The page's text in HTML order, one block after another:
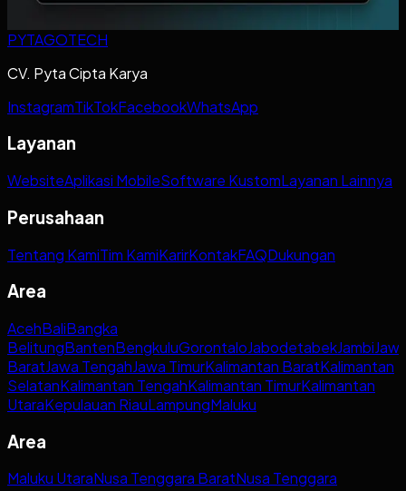
PYTAGOTECH
CV. Pyta Cipta Karya
InstagramTikTokFacebookWhatsApp
Layanan
WebsiteAplikasi MobileSoftware KustomLayanan Lainnya
Perusahaan
Tentang KamiTim KamiKarirKontakFAQDukungan
Area
AcehBaliBangka
BelitungBantenBengkuluGorontaloJabodetabekJambi
BaratJawa TengahJawa TimurKalimantan BaratKalimantan
SelatanKalimantan TengahKalimantan TimurKalimantan
UtaraKepulauan RiauLampungMaluku
Area
Maluku UtaraNusa Tenggara BaratNusa Tenggara